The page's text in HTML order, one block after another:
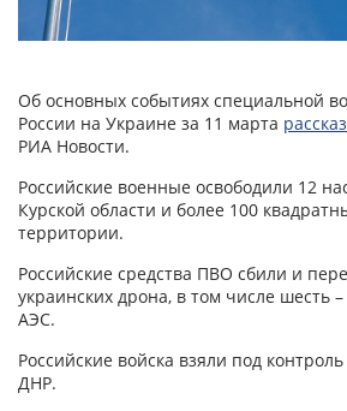
Об основных событиях специальной
России на Украине за 11 марта
РИА Новости.
Российские военные освободили 12
Курской области и более 100
территории.
Российские средства ПВО сбили и
украинских дрона, в том числе шесть
АЭС.
Российские войска взяли под
ДНР.